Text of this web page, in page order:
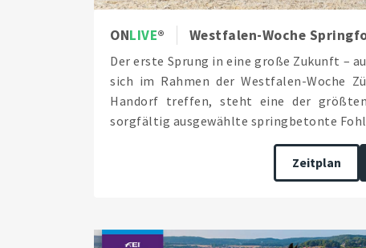
ONLIVE Westfalen-Woche
Der erste Sprung in eine große Zukunft –
sich im Rahmen der Westfalen-Woche
Handorf treffen, steht eine der größten
sorgfältig ausgewählte springbetonte
Zeitplan